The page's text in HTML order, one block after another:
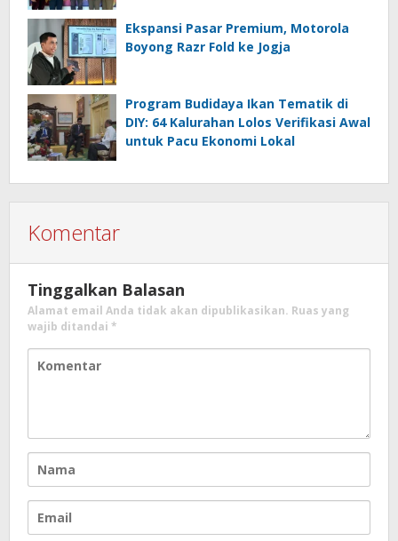
Ekspansi Pasar Premium, Motorola
Boyong Razr Fold ke Jogja
Program Budidaya Ikan Tematik di
DIY: 64 Kalurahan Lolos Verifikasi Awal
untuk Pacu Ekonomi Lokal
Komentar
Tinggalkan Balasan
Alamat email Anda tidak akan dipublikasikan. Ruas yang
wajib ditandai *